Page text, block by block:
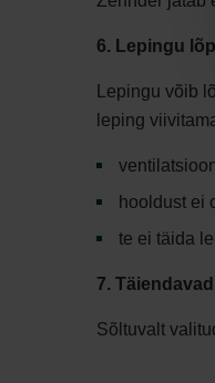
6. Lepingu
Lepingu võib
leping
hooldust ei
te ei täida
7.
Sõltuvalt